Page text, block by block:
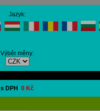
Jazyk:
Výběr měny:
s DPH : 0 Kč